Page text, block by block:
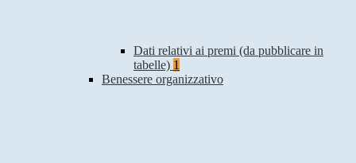
Dati relativi ai premi (da pubblicare in
tabelle) 1
Benessere organizzativo